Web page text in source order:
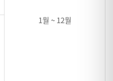
1월 ~ 12월